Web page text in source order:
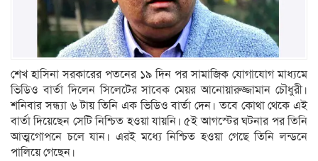
শেখ হাসিনা সরকারের পতনের ১৯ দিন পর সামাজিক যোগাযোগ মাধ্যমে
ভিডিও বার্তা দিলেন সিলেটের সাবেক মেয়র আনোয়ারুজ্জামান চৌধুরী।
শনিবার সন্ধ্যা ৬ টায় তিনি এক ভিডিও বার্তা দেন। তবে কোথা থেকে এই
বার্তা দিয়েছেন সেটি নিশ্চিত হওয়া যায়নি। ৫ই আগস্টের ঘটনার পর তিনি
আত্মগোপনে চলে যান। এরই মধ্যে নিশ্চিত হওয়া গেছে তিনি লন্ডনে
পালিয়ে গেছেন।